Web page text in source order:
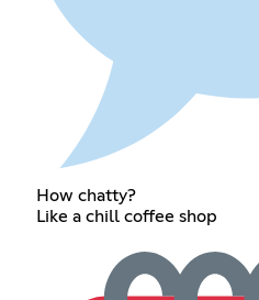
How chatty?
Like a chill coffee shop